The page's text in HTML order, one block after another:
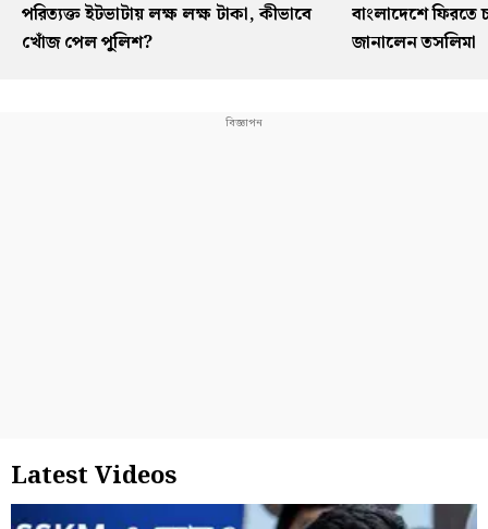
পরিত্যক্ত ইটভাটায় লক্ষ লক্ষ টাকা, কীভাবে
খোঁজ পেল পুলিশ?
বাংলাদেশে ফিরতে
জানালেন তসলিমা
Latest Videos